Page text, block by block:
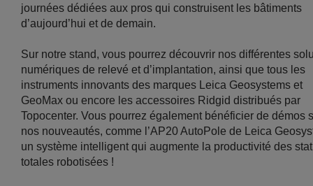
journées dédiées aux pros qui construisent les bâtiments
d’aujourd’hui et de demain.
Sur notre stand, vous pourrez découvrir nos différentes
numériques de relevé et d’implantation, ainsi que tous les
instruments innovants des marques Leica Geosystems et
GeoMax ou encore les accessoires Ridgid distribués par
Topocenter. Vous pourrez également bénéficier de démos
nos nouveautés, comme l’AP20 AutoPole de Leica
un système intelligent qui augmente la productivité des
totales robotisées !